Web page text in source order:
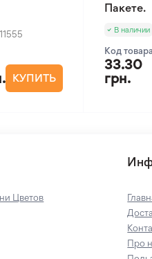
11555
КУПИТЬ
Пакете.
В наличии
Код
33.30
грн.
Цветов
Про